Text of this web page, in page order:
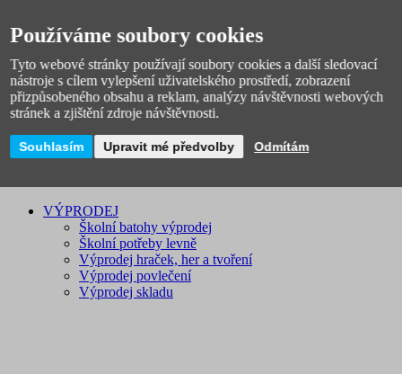
Sportovní potřeby
Švihadla, obruče
Licenční zboží
Novinky
VÝPRODEJ
Školní batohy výprodej
Školní potřeby levně
Výprodej hraček, her a tvoření
Výprodej povlečení
Výprodej skladu
Používáme soubory cookies
Tyto webové stránky používají soubory cookies a další sledovací
nástroje s cílem vylepšení uživatelského prostředí, zobrazení
přizpůsobeného obsahu a reklam, analýzy návštěvnosti webových
stránek a zjištění zdroje návštěvnosti.
Souhlasím Upravit mé předvolby Odmítám